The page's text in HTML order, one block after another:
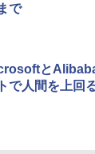
で
と
で人間を上回